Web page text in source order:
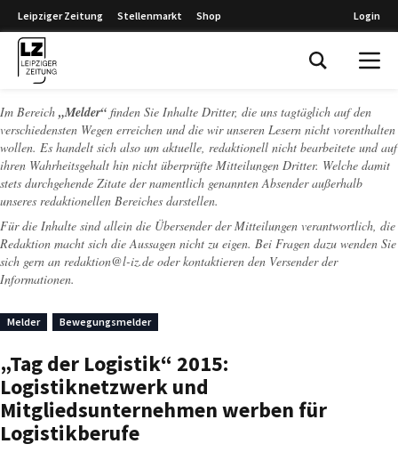
Leipziger Zeitung Stellenmarkt Shop Login
Im Bereich „Melder“ finden Sie Inhalte Dritter, die uns tagtäglich auf den
verschiedensten Wegen erreichen und die wir unseren Lesern nicht vorenthalten
wollen. Es handelt sich also um aktuelle, redaktionell nicht bearbeitete und auf
ihren Wahrheitsgehalt hin nicht überprüfte Mitteilungen Dritter. Welche damit
stets durchgehende Zitate der namentlich genannten Absender außerhalb
unseres redaktionellen Bereiches darstellen.
Für die Inhalte sind allein die Übersender der Mitteilungen verantwortlich, die
Redaktion macht sich die Aussagen nicht zu eigen. Bei Fragen dazu wenden Sie
sich gern an redaktion@l-iz.de oder kontaktieren den Versender der
Informationen.
Melder Bewegungsmelder
„Tag der Logistik“ 2015:
Logistiknetzwerk und
Mitgliedsunternehmen werben für
Logistikberufe